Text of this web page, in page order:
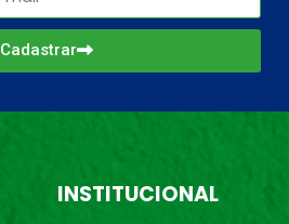
Cadastrar
INSTITUCIONAL